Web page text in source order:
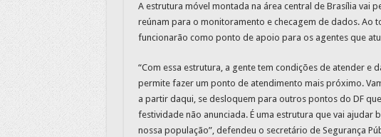
A estrutura móvel montada na área central de Brasília vai
reúnam para o monitoramento e checagem de dados. Ao
funcionarão como ponto de apoio para os agentes que
“Com essa estrutura, a gente tem condições de atender e
permite fazer um ponto de atendimento mais próximo.
a partir daqui, se desloquem para outros pontos do DF
festividade não anunciada. É uma estrutura que vai ajudar
nossa população”, defendeu o secretário de Segurança